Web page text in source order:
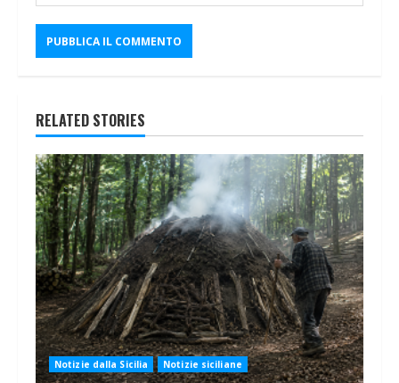
RELATED STORIES
Notizie dalla Sicilia Notizie siciliane